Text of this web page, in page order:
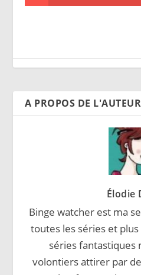
A PROPOS DE L'AUTEUR
Élodie
Binge watcher est ma
toutes les séries et
séries fantastiques
volontiers attirer par